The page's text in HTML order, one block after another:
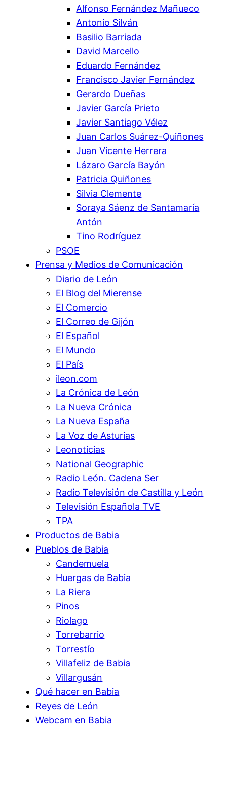
Alfonso Fernández Mañueco
Antonio Silván
Basilio Barriada
David Marcello
Eduardo Fernández
Francisco Javier Fernández
Gerardo Dueñas
Javier García Prieto
Javier Santiago Vélez
Juan Carlos Suárez-Quiñones
Juan Vicente Herrera
Lázaro García Bayón
Patricia Quiñones
Silvia Clemente
Soraya Sáenz de Santamaría
Antón
Tino Rodríguez
PSOE
Prensa y Medios de Comunicación
Diario de León
El Blog del Mierense
El Comercio
El Correo de Gijón
El Español
El Mundo
El País
ileon.com
La Crónica de León
La Nueva Crónica
La Nueva España
La Voz de Asturias
Leonoticias
National Geographic
Radio León. Cadena Ser
Radio Televisión de Castilla y León
Televisión Española TVE
TPA
Productos de Babia
Pueblos de Babia
Candemuela
Huergas de Babia
La Riera
Pinos
Riolago
Torrebarrio
Torrestío
Villafeliz de Babia
Villargusán
Qué hacer en Babia
Reyes de León
Webcam en Babia